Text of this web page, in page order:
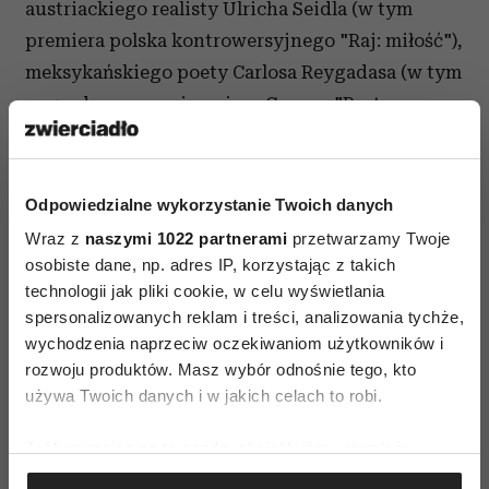
Odpowiedzialne wykorzystanie Twoich danych
Wraz z naszymi 1022 partnerami przetwarzamy Twoje
osobiste dane, np. adres IP, korzystając z takich
technologii jak pliki cookie, w celu wyświetlania
spersonalizowanych reklam i treści, analizowania tychże,
wychodzenia naprzeciw oczekiwaniom użytkowników i
rozwoju produktów. Masz wybór odnośnie tego, kto
używa Twoich danych i w jakich celach to robi.
Gromadzić dane dotyczące Twojej lokalizacji
austriackiego realisty Ulricha Seidla (w tym
premiera polska kontrowersyjnego "Raj: miłość"),
meksykańskiego poety Carlosa Reygadasa (w tym
nagrodzony za reżyserię w Cannes "Post
Tenebras Lux"), austriackiego awangardzisty
animacji Witolda Giersza. Bohaterowie
retrospektyw będą gośćmi festiwalu.
Poza tym w programie współczesne kino
meksykańskie, przegląd fałszywych
dokumentów, czyli„mockumentów”, filmy
z gwiazdami rocka i popu w ramach Re-mixed. Ze
sceny na ekran, przegląd filmów zrealizowanych
sekcjaThe Happy End, czyli filmy i projekty